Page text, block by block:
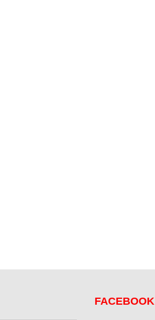
FACEBOOK